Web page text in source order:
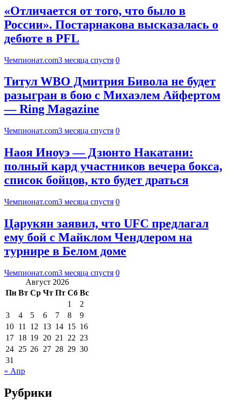
«Отличается от того, что было в
России». Постарнакова высказалась о
дебюте в PFL
Чемпионат.com3 месяца спустя 0
Титул WBO Дмитрия Бивола не будет
разыгран в бою с Михаэлем Айфертом
— Ring Magazine
Чемпионат.com3 месяца спустя 0
Наоя Иноуэ — Дзюнто Накатани:
полный кард участников вечера бокса,
список бойцов, кто будет драться
Чемпионат.com3 месяца спустя 0
Царукян заявил, что UFC предлагал
ему бой с Майклом Чендлером на
турнире в Белом доме
Чемпионат.com3 месяца спустя 0
Август 2026
Пн Вт Ср Чт Пт Сб Вс
1
2
3
4 5 6 7 8
9
10 11 12 13 14 15 16
17 18 19 20 21 22 23
24 25 26 27 28 29 30
31
« Апр
Рубрики